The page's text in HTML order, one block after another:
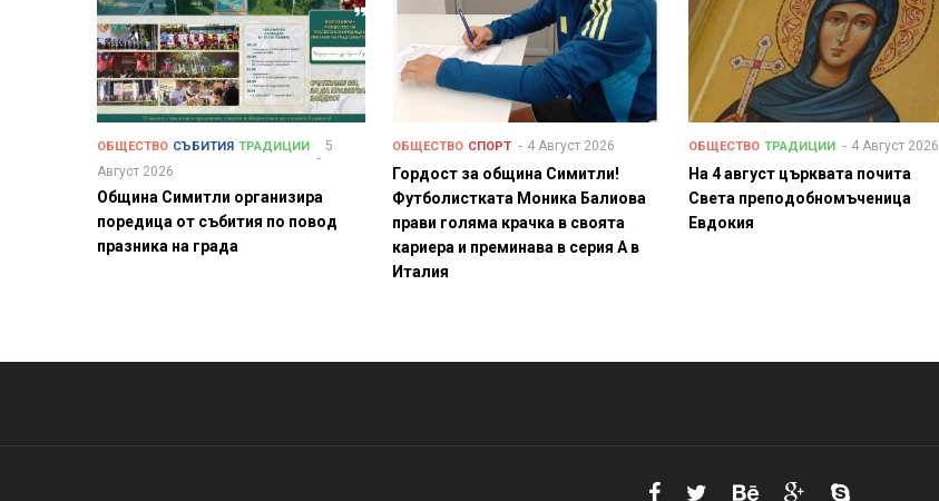
ОБЩЕСТВО СЪБИТИЯ ТРАДИЦИИ
5
Август 2026
Община Симитли организира
поредица от събития по повод
празника на града
ОБЩЕСТВО СПОРТ 4 Август 2026
Гордост за община Симитли!
Футболистката Моника Балиова
прави голяма крачка в своята
кариера и преминава в серия А в
Италия
ОБЩЕСТВО ТРАДИЦИИ 4 Август 2026
На 4 август църквата почита
Света преподобномъченица
Евдокия